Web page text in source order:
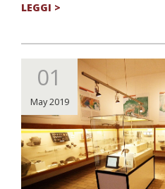
LEGGI >
01
May 2019